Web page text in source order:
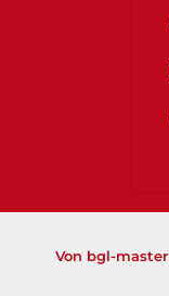
Von bgl-master